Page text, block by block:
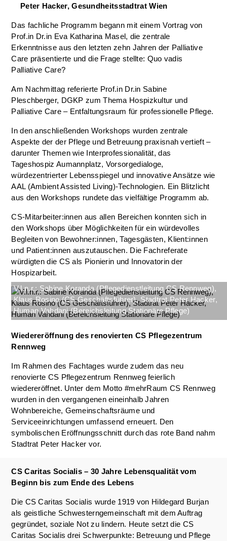
Peter Hacker, Gesundheitsstadtrat Wien
Das fachliche Programm begann mit einem Vortrag von
Prof.in Dr.in Eva Katharina Masel, die zentrale
Erkenntnisse aus den letzten zehn Jahren der Palliative
Care präsentierte und die Frage stellte: Quo vadis
Palliative Care?
Am Nachmittag referierte Prof.in Dr.in Sabine
Pleschberger, DGKP zum Thema Hospizkultur und
Palliative Care – Entfaltungsraum für professionelle Pflege.
In den anschließenden Workshops wurden zentrale
Aspekte der der Pflege und Betreuung praxisnah vertieft –
darunter Themen wie Interprofessionalität, das
Tageshospiz Aumannplatz, Vorsorgedialoge,
würdezentrierter Lebensspiegel und innovative Ansätze wie
AAL (Ambient Assisted Living)-Technologien. Ein Blitzlicht
aus den Workshops rundete das vielfältige Programm ab.
CS-Mitarbeiter:innen aus allen Bereichen konnten sich in
den Workshops über Möglichkeiten für ein würdevolles
Begleiten von Bewohner:innen, Tagesgästen, Klient:innen
und Patient:innen auszutauschen. Die Fachreferate
würdigten die CS als Pionierin und Innovatorin der
Hospizarbeit.
V.l.n.r.: Sabine Koranda (Pflegedienstleitung CS Rennweg),
Klaus Rosino (CS Geschäftsführer), Stadtrat Peter Hacker,
Human Vahdani (Bereichsleitung Stationäre Pflege)
Wiedereröffnung des renovierten CS Pflegezentrum
Rennweg
Im Rahmen des Fachtages wurde zudem das neu
renovierte CS Pflegezentrum Rennweg feierlich
wiedereröffnet. Unter dem Motto #mehrRaum CS Rennweg
wurden in den vergangenen eineinhalb Jahren
Wohnbereiche, Gemeinschaftsräume und
Serviceeinrichtungen umfassend erneuert. Den
symbolischen Eröffnungsschnitt durch das rote Band nahm
Stadtrat Peter Hacker vor.
CS Caritas Socialis – 30 Jahre Lebensqualität vom
Beginn bis zum Ende des Lebens
Die CS Caritas Socialis wurde 1919 von Hildegard Burjan
als geistliche Schwesterngemeinschaft mit dem Auftrag
gegründet, soziale Not zu lindern. Heute setzt die CS
Caritas Socialis drei Schwerpunkte: Betreuung und Pflege